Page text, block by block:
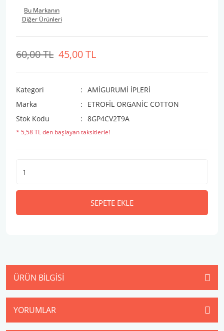
Bu Markanın
Diğer Ürünleri
45,00 TL
60,00 TL
Kategori
AMİGURUMİ İPLERİ
Marka
ETROFİL ORGANİC COTTON
Stok Kodu
8GP4CV2T9A
* 5,58 TL den başlayan taksitlerle!
SEPETE EKLE
ÜRÜN BILGISI
YORUMLAR